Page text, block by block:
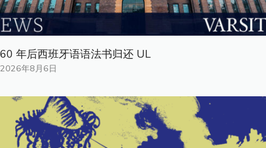
60 年后西班牙语语法书归还 UL
2026年8月6日